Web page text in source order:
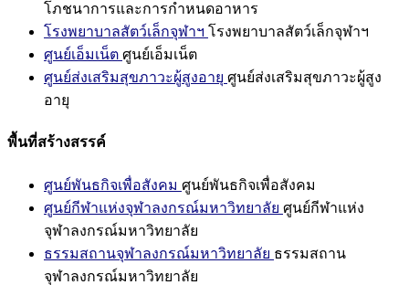
โภชนาการและการกำหนดอาหาร
โรงพยาบาลสัตว์เล็กจุฬาฯ โรงพยาบาลสัตว์เล็กจุฬาฯ
ศูนย์เอ็มเน็ต ศูนย์เอ็มเน็ต
ศูนย์ส่งเสริมสุขภาวะผู้สูงอายุ ศูนย์ส่งเสริมสุขภาวะผู้สูง
อายุ
พื้นที่สร้างสรรค์
ศูนย์พันธกิจเพื่อสังคม ศูนย์พันธกิจเพื่อสังคม
ศูนย์กีฬาแห่งจุฬาลงกรณ์มหาวิทยาลัย ศูนย์กีฬาแห่ง
จุฬาลงกรณ์มหาวิทยาลัย
ธรรมสถานจุฬาลงกรณ์มหาวิทยาลัย ธรรมสถาน
จุฬาลงกรณ์มหาวิทยาลัย